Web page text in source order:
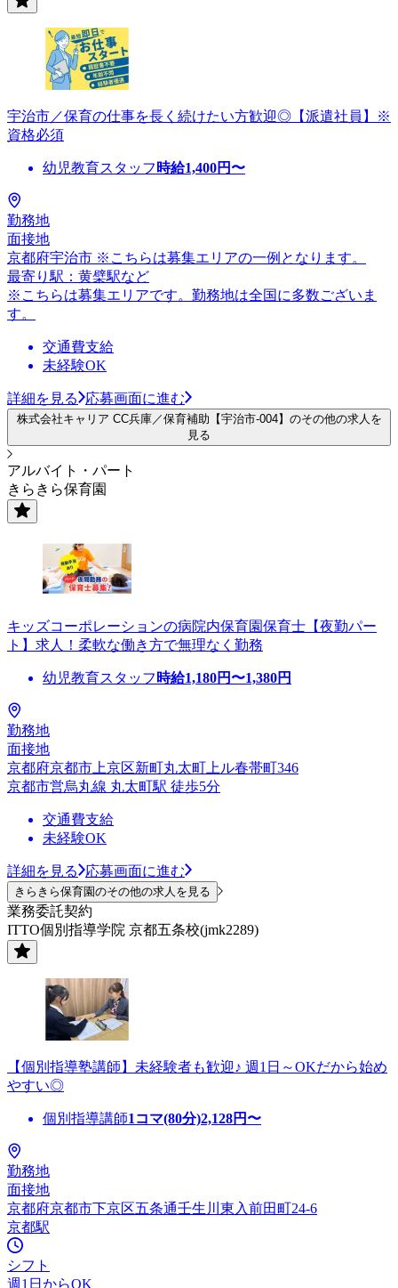
宇治市／保育の仕事を長く続けたい方歓迎◎【派遣社員】※
資格必須
幼児教育スタッフ 時給1,400円〜
勤務地
面接地
京都府宇治市 ※こちらは募集エリアの一例となります。
最寄り駅：黄檗駅など
※こちらは募集エリアです。勤務地は全国に多数ございま
す。
交通費支給
未経験OK
詳細を見る 応募画面に進む
株式会社キャリア CC兵庫／保育補助【宇治市-004】のその他の求人を
見る
アルバイト・パート
きらきら保育園
キッズコーポレーションの病院内保育園保育士【夜勤パー
ト】求人！柔軟な働き方で無理なく勤務
幼児教育スタッフ 時給1,180円〜1,380円
勤務地
面接地
京都府京都市上京区新町丸太町上ル春帯町346
京都市営烏丸線 丸太町駅 徒歩5分
交通費支給
未経験OK
詳細を見る 応募画面に進む
きらきら保育園のその他の求人を見る
業務委託契約
ITTO個別指導学院 京都五条校(jmk2289)
【個別指導塾講師】未経験者も歓迎♪ 週1日～OKだから始め
やすい◎
個別指導講師1コマ(80分)2,128円〜
勤務地
面接地
京都府京都市下京区五条通壬生川東入前田町24-6
京都駅
シフト
週1日からOK